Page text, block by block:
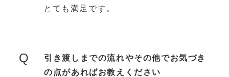
とても満足です。
Q
引き渡しまでの流れやその他でお気づき
の点があればお教えください